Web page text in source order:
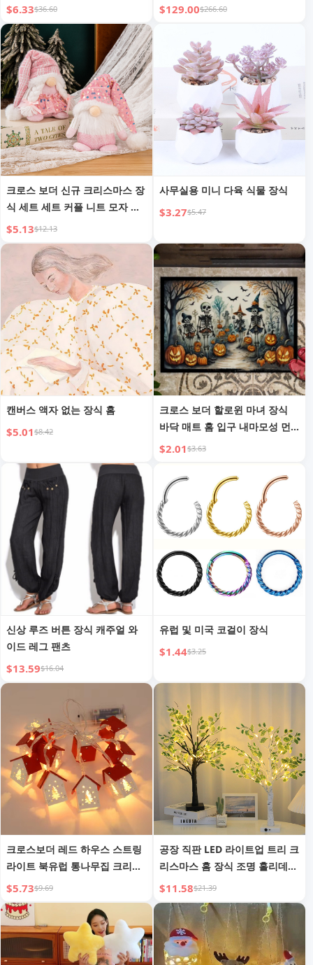
$6.33$36.60 $129.00$266.60
크로스 보더 신규 크리스마스 장
식 세트 세트 커플 니트 모자 스
노먼 루돌프 크리스마스 선물 장
식품
$5.13$12.13
사무실용 미니 다육 식물 장식
$3.27$5.47
캔버스 액자 없는 장식 홈
$5.01$8.42
크로스 보더 할로윈 마녀 장식
바닥 매트 홈 입구 내마모성 먼
지 방지 현관 매트 침실 편안한
$2.01$3.63
신상 루즈 버튼 장식 캐주얼 와
이드 레그 팬츠
$13.59$16.04
유럽 및 미국 코걸이 장식
$1.44$3.25
크로스보더 레드 하우스 스트링
라이트 북유럽 통나무집 크리스
마스 스트링 라이트 장식 조명
축제 파티 실내용 따뜻한 소형
스트링 라이트
$5.73$9.69
공장 직판 LED 라이트업 트리 크
리스마스 홈 장식 조명 홀리데이
파티 야간 조명 축제 모양 트리
램프
$11.58$21.39